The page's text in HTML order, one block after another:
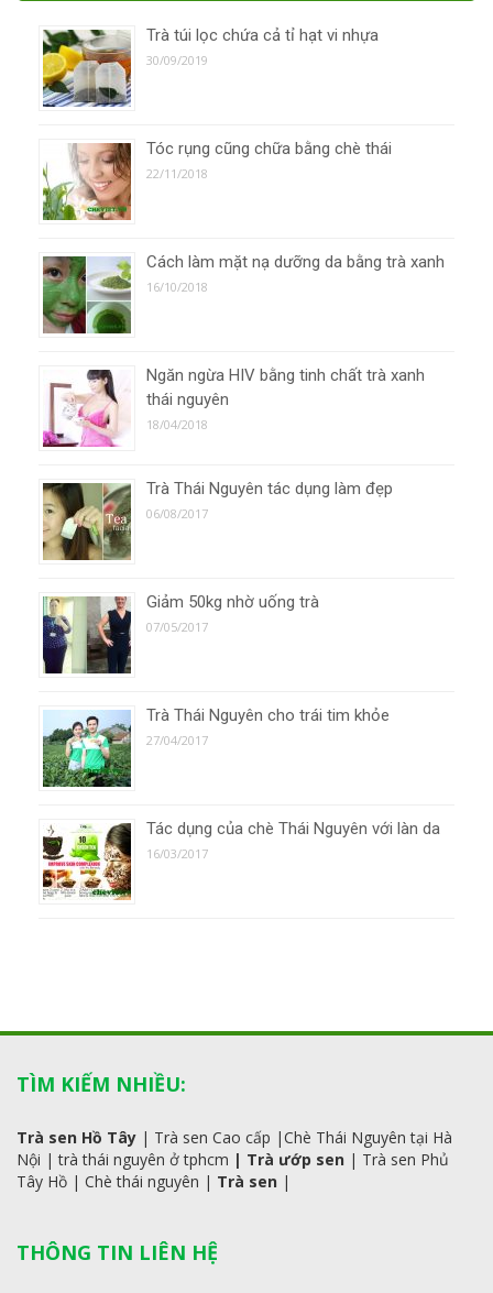
Trà túi lọc chứa cả tỉ hạt vi nhựa
30/09/2019
Tóc rụng cũng chữa bằng chè thái
22/11/2018
Cách làm mặt nạ dưỡng da bằng trà xanh
16/10/2018
Ngăn ngừa HIV bằng tinh chất trà xanh
thái nguyên
18/04/2018
Trà Thái Nguyên tác dụng làm đẹp
06/08/2017
Giảm 50kg nhờ uống trà
07/05/2017
Trà Thái Nguyên cho trái tim khỏe
27/04/2017
Tác dụng của chè Thái Nguyên với làn da
16/03/2017
TÌM KIẾM NHIỀU:
Trà sen Hồ Tây | Trà sen Cao cấp |Chè Thái Nguyên tại Hà
Nội |trà thái nguyên ở tphcm | Trà ướp sen | Trà sen Phủ
Tây Hồ | Chè thái nguyên | Trà sen |
THÔNG TIN LIÊN HỆ